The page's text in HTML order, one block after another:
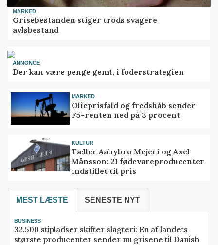
MARKED
Grisebestanden stiger trods svagere
avlsbestand
ANNONCE
Der kan være penge gemt, i foderstrategien
MARKED
Olieprisfald og fredshåb sender
F5-renten ned på 3 procent
KULTUR
Tæller Aabybro Mejeri og Axel
Månsson: 21 fødevareproducenter
indstillet til pris
MEST LÆSTE SENESTE NYT
BUSINESS
32.500 stipladser skifter slagteri: En af landets
største producenter sender nu grisene til Danish